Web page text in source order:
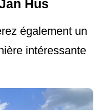
Hus
également un
intéressante